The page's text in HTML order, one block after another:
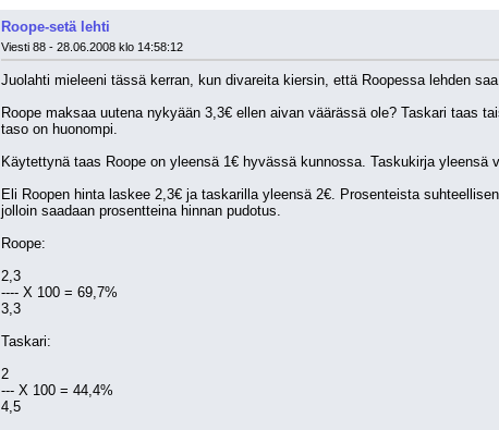
Roope-setä lehti
Viesti 88 - 28.06.2008 klo 14:58:12
Juolahti mieleeni tässä kerran, kun divareita kiersin, että Roopessa lehden
Roope maksaa uutena nykyään 3,3€ ellen aivan väärässä ole? Taskari taas
taso on huonompi.
Käytettynä taas Roope on yleensä 1€ hyvässä kunnossa. Taskukirja yleensä
Eli Roopen hinta laskee 2,3€ ja taskarilla yleensä 2€. Prosenteista
jolloin saadaan prosentteina hinnan pudotus.
Roope:
2,3
---- X 100 = 69,7%
3,3
Taskari:
2
--- X 100 = 44,4%
4,5